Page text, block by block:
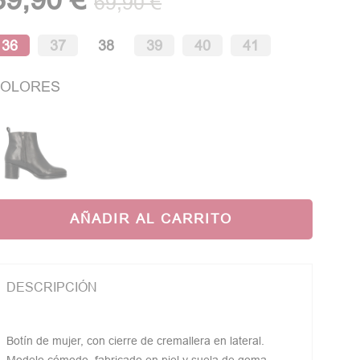
36 37 38 39 40 41
AÑADIR AL CARRITO
DESCRIPCIÓN
Botín de mujer, con cierre de cremallera en lateral.